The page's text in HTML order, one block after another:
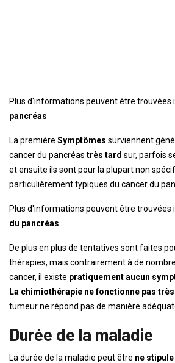
Plus d'informations peuvent être trouvées
pancréas
La première Symptômes surviennent
cancer du pancréas très tard sur, parfois
et ensuite ils sont pour la plupart non
particulièrement typiques du cancer du
Plus d'informations peuvent être trouvées
du pancréas
De plus en plus de tentatives sont faites
thérapies, mais contrairement à de
cancer, il existe pratiquement aucun
La chimiothérapie ne fonctionne pas très
tumeur ne répond pas de manière
Durée de la maladie
La durée de la maladie peut être ne